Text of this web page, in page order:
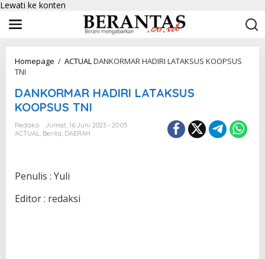
Lewati ke konten
Homepage / ACTUALDANKORMAR HADIRI LATAKSUS KOOPSUS
TNI
DANKORMAR HADIRI LATAKSUS
KOOPSUS TNI
Redaksi
Jumat, 16 Juni 2023 - 20:05
ACTUAL, Berita, DAERAH
Penulis : Yuli
Editor : redaksi